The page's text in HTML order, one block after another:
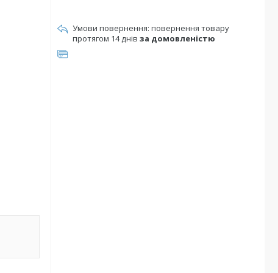
повернення товару
протягом 14 днів за домовленістю